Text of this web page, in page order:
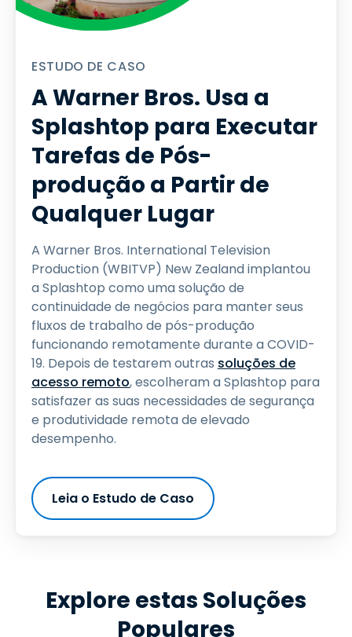
ESTUDO DE CASO
A Warner Bros. Usa a
Splashtop para Executar
Tarefas de Pós-
produção a Partir de
Qualquer Lugar
A Warner Bros. International Television
Production (WBITVP) New Zealand implantou
a Splashtop como uma solução de
continuidade de negócios para manter seus
fluxos de trabalho de pós-produção
funcionando remotamente durante a COVID-
19. Depois de testarem outras soluções de
acesso remoto, escolheram a Splashtop para
satisfazer as suas necessidades de segurança
e produtividade remota de elevado
desempenho.
Leia o Estudo de Caso
Explore estas Soluções
Populares